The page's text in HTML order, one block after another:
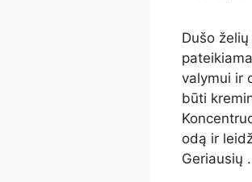
Dušo
valymui ir
būti
odą ir
Geriausių